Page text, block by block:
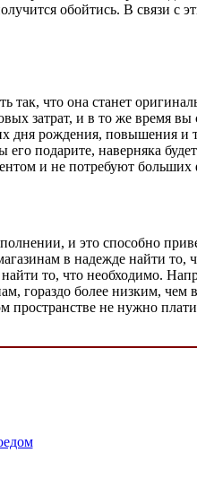
обойтись. В связи с
что она станет
затрат, и в то же время вы
дня рождения, повышения и
подарите, наверняка
и не потребуют
и это способно
в надежде найти
то, что необходимо.
гораздо более низким,
не нужно